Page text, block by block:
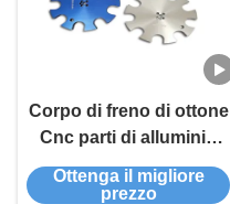
Corpo di freno di ottone
Cnc parti di alluminio
Cnc parti di bilette
Ottenga il migliore
prezzo